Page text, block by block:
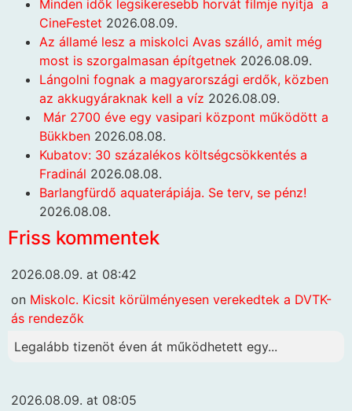
Minden idők legsikeresebb horvát filmje nyitja a
CineFestet 2026.08.09.
Az államé lesz a miskolci Avas szálló, amit még
most is szorgalmasan építgetnek 2026.08.09.
Lángolni fognak a magyarországi erdők, közben
az akkugyáraknak kell a víz 2026.08.09.
Már 2700 éve egy vasipari központ működött a
Bükkben 2026.08.08.
Kubatov: 30 százalékos költségcsökkentés a
Fradinál 2026.08.08.
Barlangfürdő aquaterápiája. Se terv, se pénz!
2026.08.08.
Friss kommentek
2026.08.09. at 08:42
on Miskolc. Kicsit körülményesen verekedtek a DVTK-
ás rendezők
Legalább tizenöt éven át működhetett egy...
2026.08.09. at 08:05